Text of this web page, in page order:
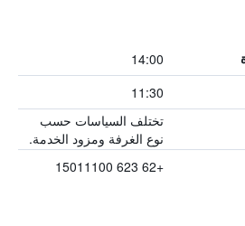
14:00
11:30
تختلف السياسات حسب
نوع الغرفة ومزود الخدمة.
+62 623 15011100